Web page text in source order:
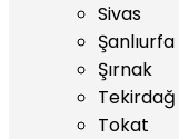
Sivas
Şanlıurfa
Şırnak
Tekirdağ
Tokat